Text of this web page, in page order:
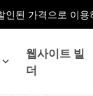
된 가격으로 이용
웹사이트 빌
더